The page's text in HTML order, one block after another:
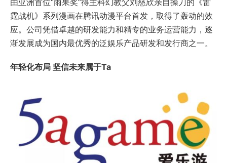
由亚洲首位“雨果奖”得主科幻教父刘慈欣亲自操刀的《雷
霆战机》系列漫画在腾讯动漫平台首发，取得了轰动的效
应。公司凭借卓越的研发能力和精专的业务运营能力，逐
渐发展成为国内最优秀的泛娱乐产品研发和发行商之一。
年轻化布局 坚信未来属于Ta